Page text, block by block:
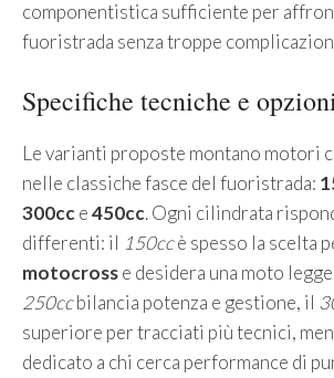
componentistica sufficiente per
fuoristrada senza troppe
Specifiche tecniche e
Le varianti proposte montano motori
nelle classiche fasce del fuoristrada:
300cce450cc. Ogni cilindrata
differenti: il 150ccè spesso la scelta
motocrosse desidera una moto
250ccbilancia potenza e gestione, il
superiore per tracciati più tecnici,
dedicato a chi cerca performance di